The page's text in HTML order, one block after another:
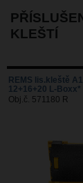
KLEŠTÍ
REMS lis.kleště
12+16+20 L-Boxx*
Obj.č. 571180 R